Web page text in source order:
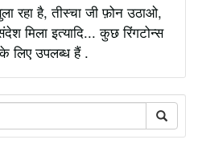
रहा है, तीस्चा जी फ़ोन उठाओ,
मिला इत्यादि... कुछ रिंगटोन्स
लिए उपलब्ध हैं .